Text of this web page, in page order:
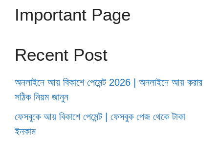
Important Page
Recent Post
অনলাইনে আয় বিকাশে পেমেন্ট 2026 | অনলাইনে আয় করার
সঠিক নিয়ম জানুন
ফেসবুকে আয় বিকাশে পেমেন্ট | ফেসবুক পেজ থেকে টাকা
ইনকাম